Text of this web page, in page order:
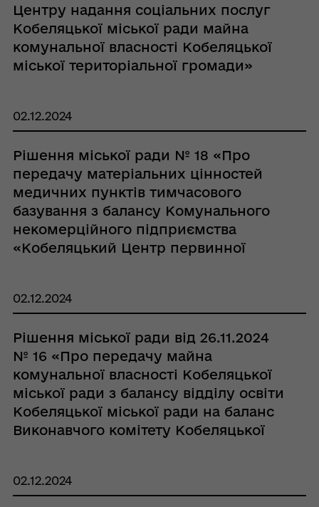
Центру надання соціальних послуг
Кобеляцької міської ради майна
комунальної власності Кобеляцької
міської територіальної громади»
02.12.2024
Рішення міської ради № 18 «Про
передачу матеріальних цінностей
медичних пунктів тимчасового
базування з балансу Комунального
некомерційного підприємства
«Кобеляцький Центр первинної
Виконавчого комітету Кобеляцької
02.12.2024
Рішення міської ради від 26.11.2024
№ 16 «Про передачу майна
комунальної власності Кобеляцької
міської ради з балансу відділу освіти
Кобеляцької міської ради на баланс
Виконавчого комітету Кобеляцької
02.12.2024